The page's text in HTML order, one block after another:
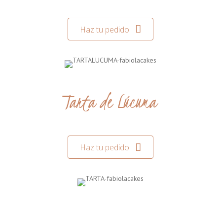
Haz tu pedido
Tarta de Lúcuma
Haz tu pedido